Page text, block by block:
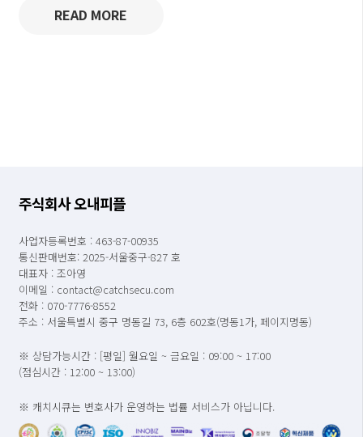
READ MORE
주식회사 오내피플
사업자등록번호 : 463-87-00935
통신판매번호: 2025-서울중구-827 호
대표자 : 조아영
이메일 : contact@catchsecu.com
전화 : 070-7776-8552
주소 : 서울특별시 중구 명동길 73, 6층 602호(명동1가, 페이지명동)
※ 상담가능시간 : [평일] 월요일 ~ 금요일 : 09:00 ~ 17:00
(점심시간 : 12:00 ~ 13:00)
※ 캐치시큐는 변호사가 운영하는 법률 서비스가 아닙니다.